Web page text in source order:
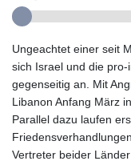
Ungeachtet einer seit
sich Israel und die
gegenseitig an. Mit
Libanon Anfang März
Parallel dazu laufen
Vertreter beider